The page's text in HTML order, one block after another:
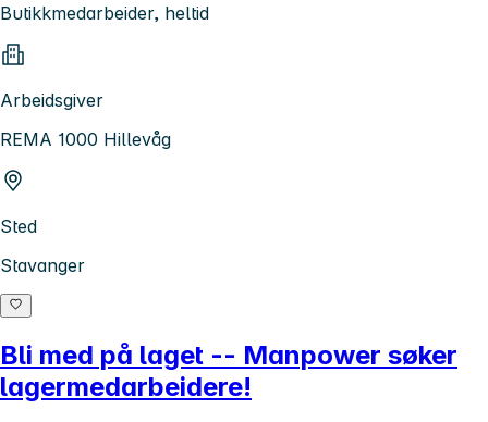
Butikkmedarbeider, heltid
Arbeidsgiver
REMA 1000 Hillevåg
Sted
Stavanger
Bli med på laget -- Manpower søker
lagermedarbeidere!